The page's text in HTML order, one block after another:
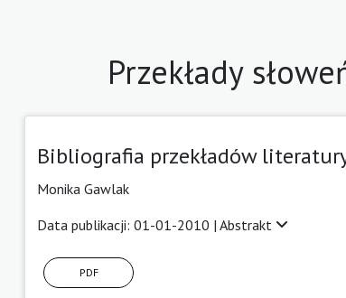
Przekłady
Bibliografia przekładów
Monika Gawlak
Data publikacji: 01-01-2010 | Abstrakt
PDF